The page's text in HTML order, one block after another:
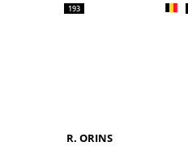
193
R. ORINS